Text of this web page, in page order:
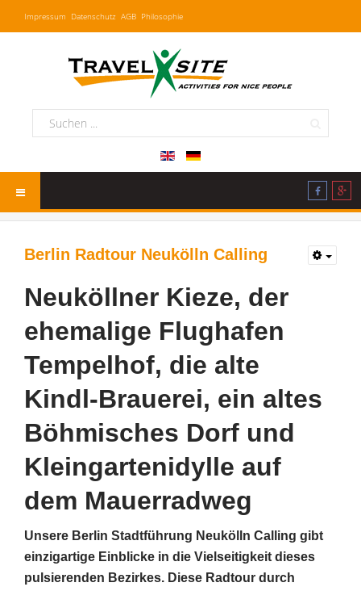
Impressum Datenschutz AGB Philosophie
Berlin Radtour Neukölln Calling
Neuköllner Kieze, der
ehemalige Flughafen
Tempelhof, die alte
Kindl-Brauerei, ein altes
Böhmisches Dorf und
Kleingartenidylle auf
dem Mauerradweg
Unsere Berlin Stadtführung Neukölln Calling gibt
einzigartige Einblicke in die Vielseitigkeit dieses
pulsierenden Bezirkes. Diese Radtour durch